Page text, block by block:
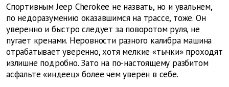
Спортивным Jeep Cherokee не назвать, но и увальнем,
по недоразумению оказавшимся на трассе, тоже. Он
уверенно и быстро следует за поворотом руля, не
пугает кренами. Неровности разного калибра машина
отрабатывает уверенно, хотя мелкие «тычки» проходят
излишне подробно. Зато на по-настоящему разбитом
асфальте «индеец» более чем уверен в себе.